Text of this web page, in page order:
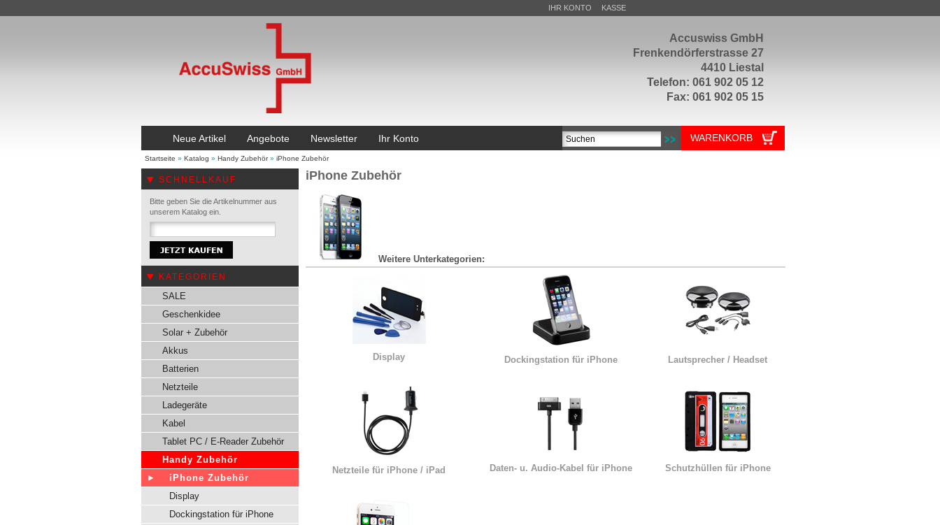
Accuswiss GmbH
Frenkendörferstrasse 27
4410 Liestal
Telefon: 061 902 05 12
Fax: 061 902 05 15
IHR KONTO KASSE
Neue Artikel Angebote Newsletter Ihr Konto WARENKORB
Startseite » Katalog » Handy Zubehör» iPhone Zubehör
SCHNELLKAUF
Bitte geben Sie die Artikelnummer aus
unserem Katalog ein.
KATEGORIEN
SALE
Geschenkidee
Solar + Zubehör
Akkus
Batterien
Netzteile
Ladegeräte
Kabel
Tablet PC / E-Reader Zubehör
Handy Zubehör
iPhone Zubehör
Display
Dockingstation für iPhone
iPhone Zubehör
Weitere Unterkategorien:
Display Dockingstation für iPhone Lautsprecher / Headset
Netzteile für iPhone / iPad Daten- u. Audio-Kabel für iPhone Schutzhüllen für iPhone